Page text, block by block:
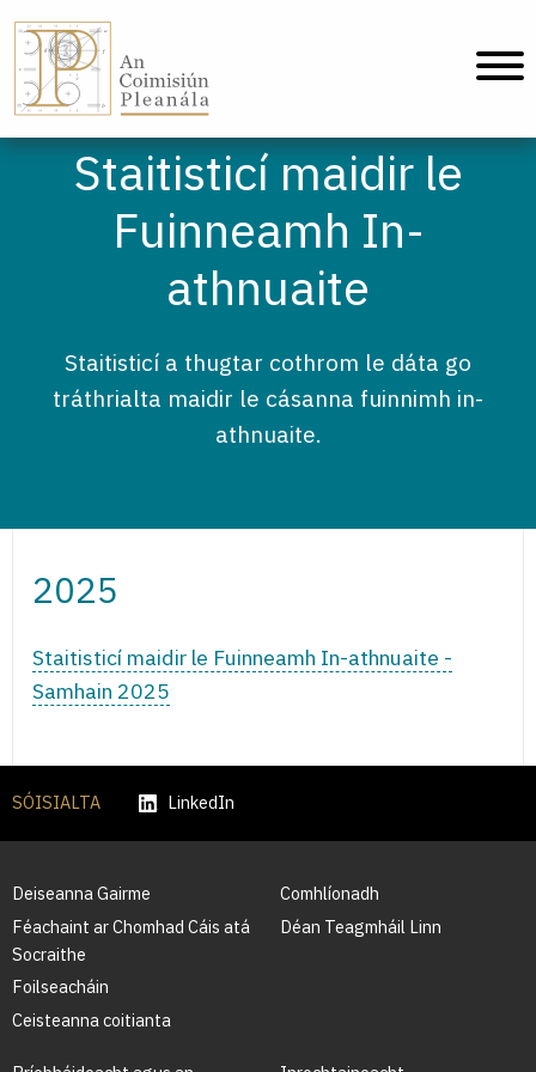
Staitisticí maidir le
Fuinneamh In-
athnuaite
Staitisticí a thugtar cothrom le dáta go
tráthrialta maidir le cásanna fuinnimh in-
athnuaite.
2025
Staitisticí maidir le Fuinneamh In-athnuaite -
Samhain 2025
SÓISIALTA LinkedIn
Deiseanna Gairme
Féachaint ar Chomhad Cáis atá
Socraithe
Foilseacháin
Ceisteanna coitianta
Comhlíonadh
Déan Teagmháil Linn